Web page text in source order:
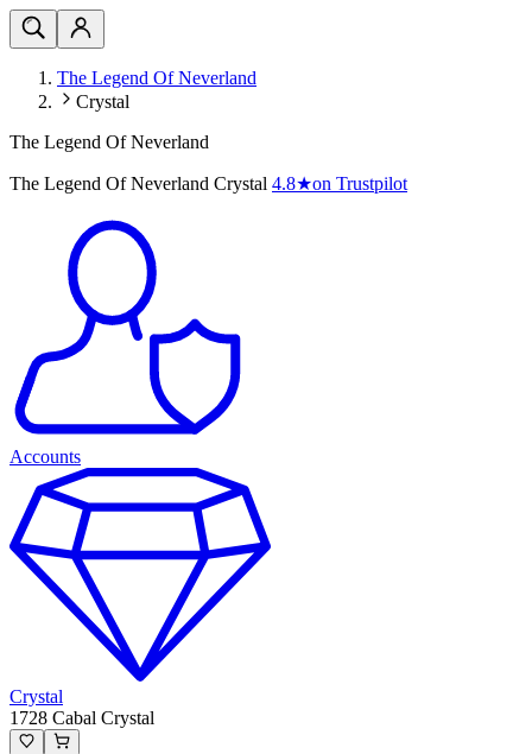
The Legend Of Neverland
Crystal
The Legend Of Neverland
The Legend Of Neverland Crystal 4.8★on Trustpilot
Accounts
Crystal
1728 Cabal Crystal